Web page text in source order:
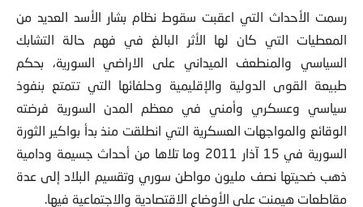
رسمت الأحداث التي اعقبت سقوط نظام بشار الأسد العديد من
المعطيات التي كان لها الأثر البالغ في فهم حالة التشابك
السياسي والمنطعف الميداني على الاراضي السورية، بحكم
طبيعة القوى الدولية والإقليمية وحلفائها التي تتمتع بنفوذ
سياسي وعسكري وأمني في معظم المدن السورية فرضته
الوقائع والمواجهات العسكرية التي انطلقت منذ بدأ بواكير الثورة
السورية في 15 آذار 2011 وما تلاها من أحداث جسيمة ودامية
ذهب ضحيتها نصف مليون مواطن سوري وتقسيم البلاد إلى عدة
مقاطعات هيمنت على الأوضاع الاقتصادية والاجتماعية فيها.